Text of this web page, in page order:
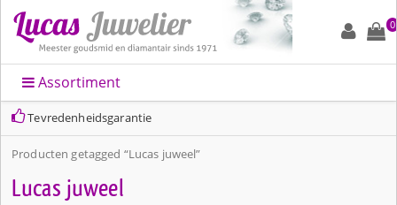
0
Assortiment
Tevredenheidsgarantie
Producten getagged “Lucas juweel”
Lucas juweel